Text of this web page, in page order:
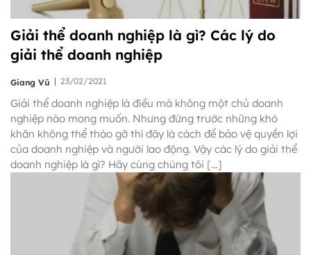
Giải thể doanh nghiệp là gì? Các lý do
giải thể doanh nghiệp
Giang Vũ | 23/02/2021
Giải thể doanh nghiệp là điều mà không một chủ doanh
nghiệp nào mong muốn. Nhưng đứng trước những khó
khăn không thể tháo gỡ thì đây là cách để bảo vệ quyền lợi
của doanh nghiệp và người lao động. Vậy các lý do giải thể
doanh nghiệp là gì? Hãy cùng chúng tôi […]